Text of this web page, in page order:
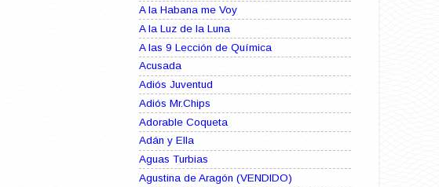
A la Habana me Voy
A la Luz de la Luna
A las 9 Lección de Química
Acusada
Adiós Juventud
Adiós Mr.Chips
Adorable Coqueta
Adán y Ella
Aguas Turbias
Agustina de Aragón (VENDIDO)